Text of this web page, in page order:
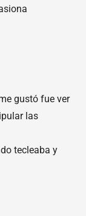
gustó fue ver
las
tecleaba y